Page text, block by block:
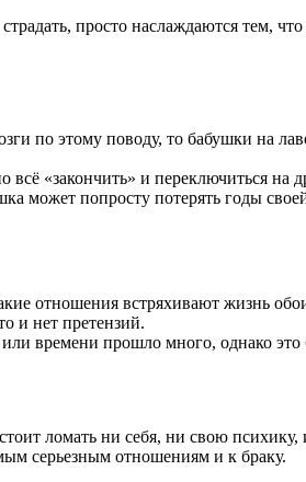
просто наслаждаются тем,
по этому поводу, то бабушки на
«закончить» и переключиться на
может попросту потерять годы
отношения встряхивают жизнь
и нет претензий.
времени прошло много, однако это
ломать ни себя, ни свою психику,
серьезным отношениям и к браку.